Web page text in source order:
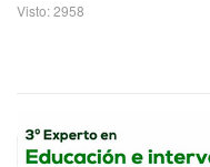
Visto: 2958